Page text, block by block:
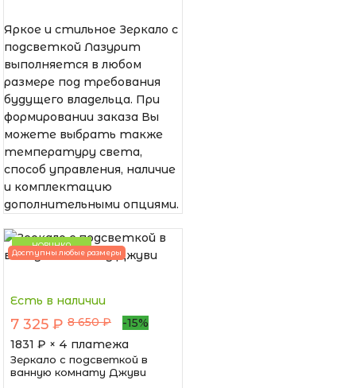
Яркое и стильное Зеркало с
подсветкой Лазурит
выполняется в любом
размере под требования
будущего владельца. При
формировании заказа Вы
можете выбрать также
температуру света,
способ управления, наличие
и комплектацию
дополнительными опциями.
НОВИНКА
Доступны любые размеры
Есть в наличии
7 325 ₽ 8 650 ₽
-15%
1831 ₽ × 4 платежа
Зеркало с подсветкой в
ванную комнату Джуви